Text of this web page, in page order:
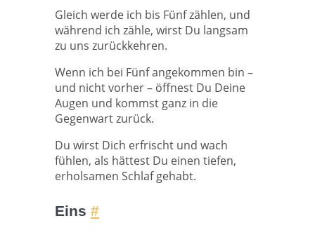
Gleich werde ich bis Fünf zählen, und
während ich zähle, wirst Du langsam
zu uns zurückkehren.
Wenn ich bei Fünf angekommen bin –
und nicht vorher – öffnest Du Deine
Augen und kommst ganz in die
Gegenwart zurück.
Du wirst Dich erfrischt und wach
fühlen, als hättest Du einen tiefen,
erholsamen Schlaf gehabt.
Eins #